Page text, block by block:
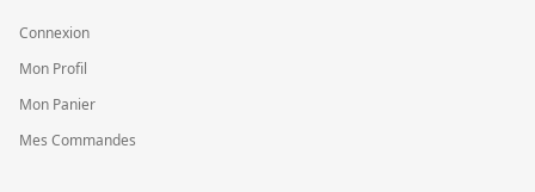
Connexion
Mon Profil
Mon Panier
Mes Commandes